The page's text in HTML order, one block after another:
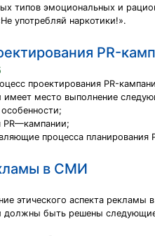
типов эмоциональных и
употребляй наркотики!».
PR-
проектирования PR-
место выполнение
PR—кампании;
процесса планирования
в СМИ
этического аспекта рекламы
должны быть решены